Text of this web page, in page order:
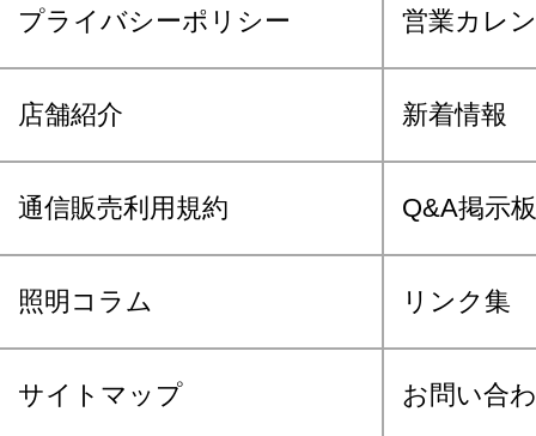
プライバシーポリシー 営業カレ
店舗紹介 新着情報
通信販売利用規約 Q&A掲示板
照明コラム リンク集
サイトマップ お問い合